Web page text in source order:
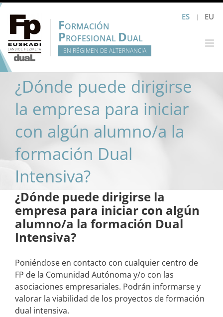
Saltar
contenido
ES EU
FORMACIÓN
PROFESIONAL DUAL
EN RÉGIMEN DE ALTERNANCIA
¿Dónde puede dirigirse
la empresa para iniciar
con algún alumno/a la
formación Dual
Intensiva?
¿Dónde puede dirigirse la
empresa para iniciar con algún
alumno/a la formación Dual
Intensiva?
Poniéndose en contacto con cualquier centro de
FP de la Comunidad Autónoma y/o con las
asociaciones empresariales. Podrán informarse y
valorar la viabilidad de los proyectos de formación
dual intensiva.